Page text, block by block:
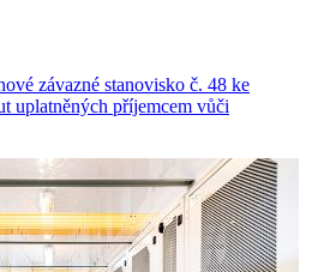
závazné stanovisko č. 48 ke
uplatněných příjemcem vůči